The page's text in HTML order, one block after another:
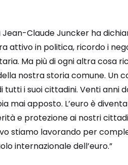
Claude Juncker ha
in politica, ricordo i
Ma più di ogni altra cosa
nostra storia comune. Un
tutti i suoi cittadini. Venti anni
mai apposto. L’euro è
e protezione ai nostri
stiamo lavorando per
internazionale dell’euro.”